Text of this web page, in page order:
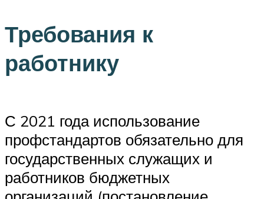
Требования к
работнику
С 2021 года использование
профстандартов обязательно для
государственных служащих и
работников бюджетных